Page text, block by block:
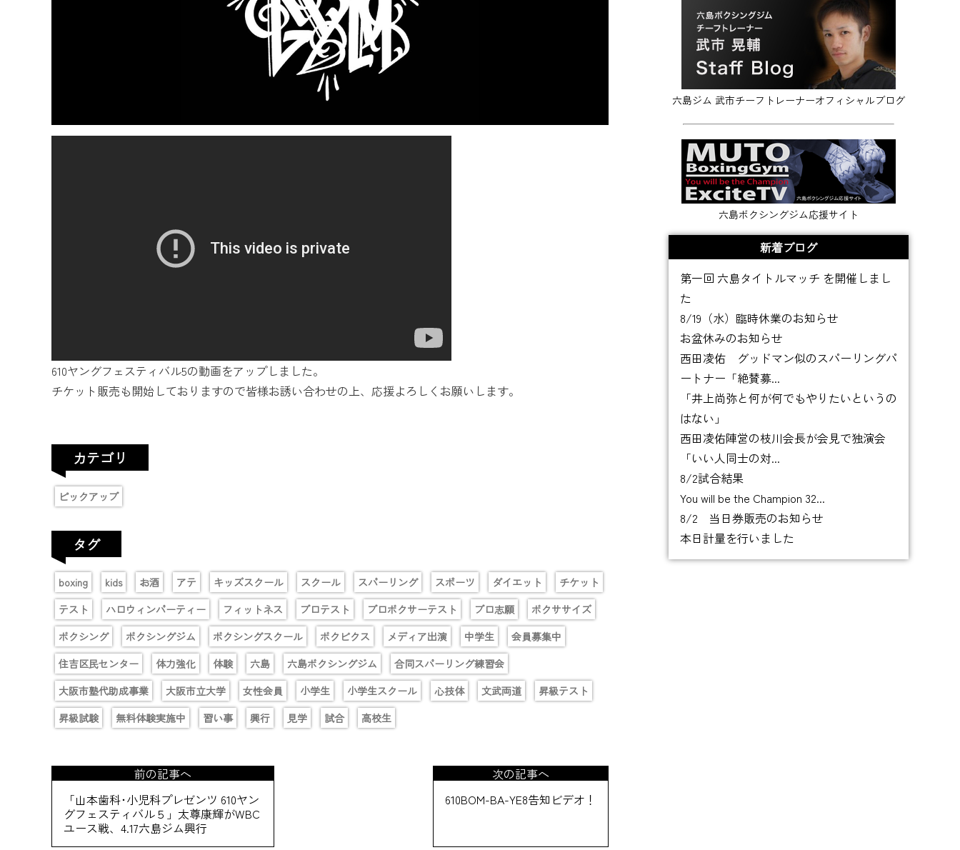
610ヤングフェスティバル5の動画をアップしました。
チケット販売も開始しておりますので皆様お誘い合わせの上、応援よろしくお願いします。
カテゴリ
ピックアップ
タグ
boxing kids お酒 アテ キッズスクール スクール スパーリング スポーツ ダイエット
チケット
テスト
ハロウィンパーティー フィットネス プロテスト プロボクサーテスト プロ志願
ボクササイズ
ボクシング
ボクシングジム ボクシングスクール ボクビクス メディア出演 中学生
会員募集中
住吉区民センター
体力強化 体験 六島 六島ボクシングジム
合同スパーリング練習会
大阪市塾代助成事業
大阪市立大学 女性会員 小学生 小学生スクール 心技体 文武両道
昇級テスト
昇級試験
無料体験実施中 習い事 興行 見学 試合 高校生
前の記事へ
「山本歯科･小児科プレゼンツ 610ヤン
グフェスティバル５」太尊康輝がWBC
ユース戦、4.17六島ジム興行
次の記事へ
610BOM-BA-YE8告知ビデオ！
六島ジム 武市チーフトレーナーオフィシャルブログ
六島ボクシングジム応援サイト
新着ブログ
第一回 六島タイトルマッチ を開催しまし
た
8/19（水）臨時休業のお知らせ
お盆休みのお知らせ
西田凌佑 グッドマン似のスパーリングパ
ートナー「絶賛募...
「井上尚弥と何が何でもやりたいというの
はない」
西田凌佑陣営の枝川会長が会見で独演会
「いい人同士の対...
8/2試合結果
You will be the Champion 32...
8/2 当日券販売のお知らせ
本日計量を行いました